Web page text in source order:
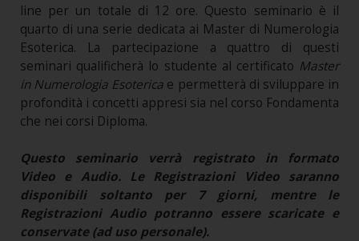
line per un totale di 12 ore. Questo seminario è il
quarto di una serie dedicata ai Master di Numerologia
Esoterica. La partecipazione a quattro di questi
seminari qualificherà lo studente al certificato Master
in Numerologia Esoterica e permetterà di sviluppare in
profondità i concetti appresi sia nel corso Fondamenta
che nei corsi Diploma.
Questo seminario verrà registrato in formato
Video e Audio. Le Registrazioni Video saranno
disponibili soltanto per 7 giorni, mentre le
Registrazioni Audio potranno essere scaricate e
conservate (ad uso personale).